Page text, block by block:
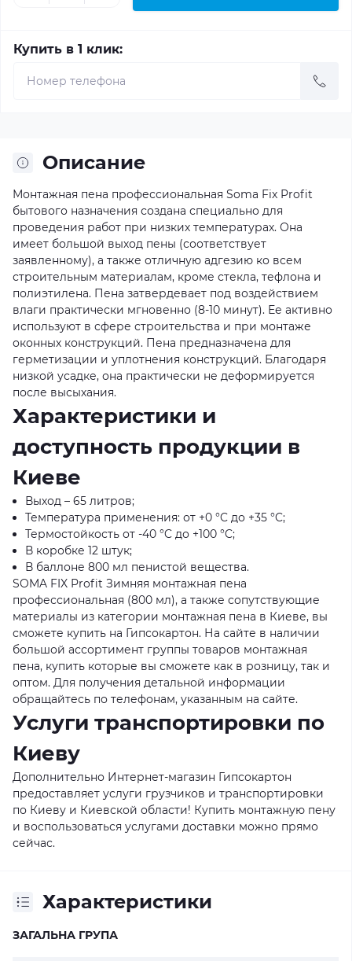
Купить в 1 клик:
Описание
Монтажная пена профессиональная Soma Fix Profit
бытового назначения создана специально для
проведения работ при низких температурах. Она
имеет большой выход пены (соответствует
заявленному), а также отличную адгезию ко всем
строительным материалам, кроме стекла, тефлона и
полиэтилена. Пена затвердевает под воздействием
влаги практически мгновенно (8-10 минут). Ее активно
используют в сфере строительства и при монтаже
оконных конструкций. Пена предназначена для
герметизации и уплотнения конструкций. Благодаря
низкой усадке, она практически не деформируется
после высыхания.
Характеристики и
доступность продукции в
Киеве
Выход – 65 литров;
Температура применения: от +0 °C до +35 °C;
Термостойкость от -40 °C до +100 °C;
В коробке 12 штук;
В баллоне 800 мл пенистой вещества.
SOMA FIX Profit Зимняя монтажная пена
профессиональная (800 мл), а также сопутствующие
материалы из категории монтажная пена в Киеве, вы
сможете купить на Гипсокартон. На сайте в наличии
большой ассортимент группы товаров монтажная
пена, купить которые вы сможете как в розницу, так и
оптом. Для получения детальной информации
обращайтесь по телефонам, указанным на сайте.
Услуги транспортировки по
Киеву
Дополнительно Интернет-магазин Гипсокартон
предоставляет услуги грузчиков и транспортировки
по Киеву и Киевской области! Купить монтажную пену
и воспользоваться услугами доставки можно прямо
сейчас.
Характеристики
ЗАГАЛЬНА ГРУПА